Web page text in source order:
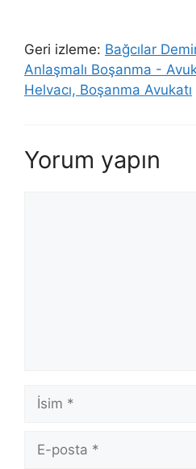
Geri izleme: Bağcılar
Anlaşmalı Boşanma -
Helvacı, Boşanma Avukatı
Yorum yapın
İsim
posta